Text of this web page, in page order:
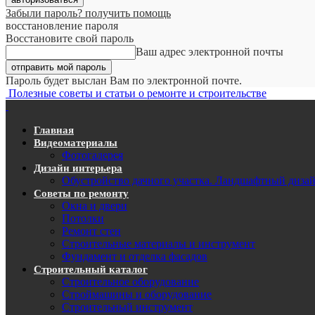
Забыли пароль? получить помощь
восстановление пароля
Восстановите свой пароль
Ваш адрес электронной почты
Пароль будет выслан Вам по электронной почте.
Полезные советы и статьи о ремонте и строительстве
Главная
Видеоматериалы
Фотогалерея
Дизайн интерьера
Обустройство дачного участка. Ландшафтный
Советы по ремонту
Окна и двери
Потолки
Ремонт стен
Строительные материалы и инструмент
Фундамент и отделка фасадов
Строительный каталог
Строительное оборудование
Строймашины и оборудование
Строительный инструмент